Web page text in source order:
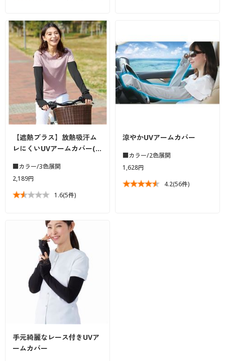
【遮熱プラス】放熱吸汗ム
レにくいUVアームカバー(…
■カラー/3色展開
2,189円
1.6(5件)
涼やかUVアームカバー
■カラー/2色展開
1,628円
4.2(56件)
手元綺麗なレース付きUVア
ームカバー